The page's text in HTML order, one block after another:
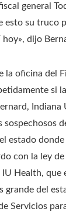
general
esto su truco
dijo
la oficina del
si
sospechosos
estado
con la ley de
Health, que
grande del
Servicios